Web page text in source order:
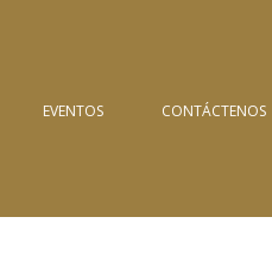
EVENTOS CONTÁCTENOS